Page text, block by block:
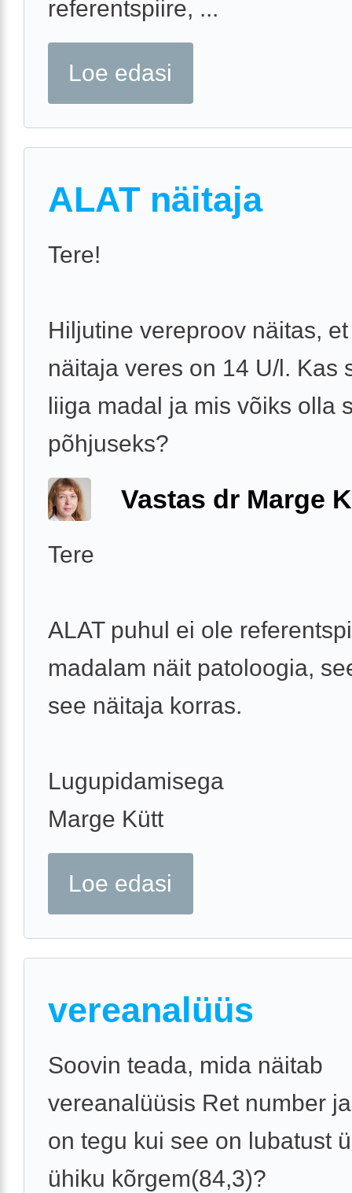
referentspiire, ...
Loe edasi
ALAT näitaja
Tere!
Hiljutine vereproov näitas, et
näitaja veres on 14 U/l. Kas
liiga madal ja mis võiks olla
põhjuseks?
Vastas dr Marge
Tere
ALAT puhul ei ole
madalam näit patoloogia,
see näitaja korras.
Lugupidamisega
Marge Kütt
Loe edasi
vereanalüüs
Soovin teada, mida näitab
vereanalüüsis Ret number
on tegu kui see on lubatust
ühiku kõrgem(84,3)?